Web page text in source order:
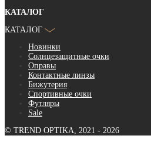
КАТАЛОГ
КАТАЛОГ
Новинки
Солнцезащитные очки
Оправы
Контактные линзы
Бижутерия
Спортивные очки
Футляры
Sale
© TREND OPTIKA, 2021 - 2026